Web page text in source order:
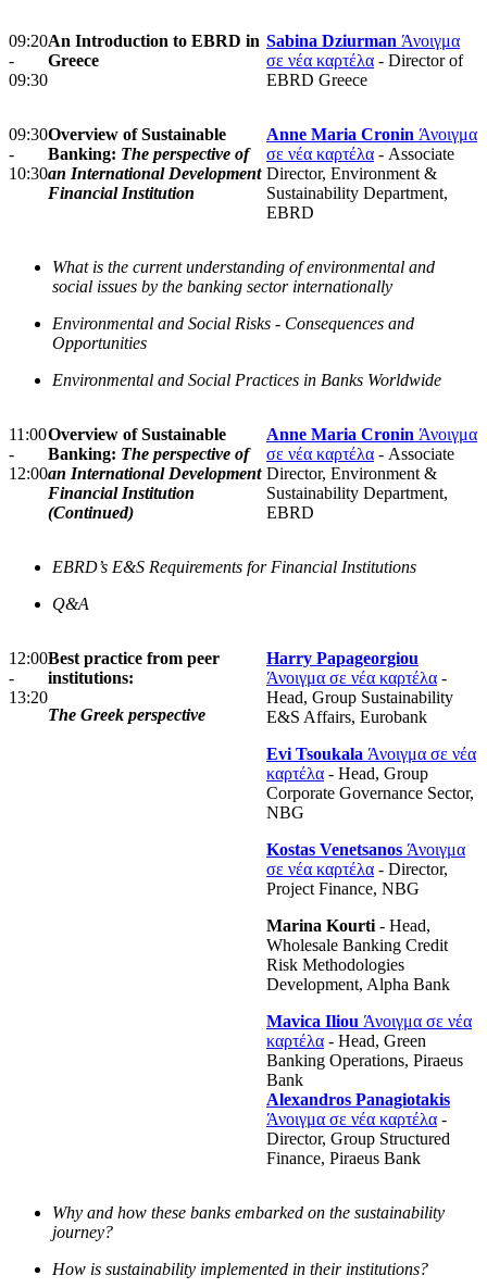
09:20
-
09:30
An Introduction to EBRD in
Greece
Sabina Dziurman Άνοιγμα
σε νέα καρτέλα - Director of
EBRD Greece
09:30
-
10:30
Overview of Sustainable
Banking: The perspective of
an International Development
Financial Institution
Anne Maria Cronin Άνοιγμα
σε νέα καρτέλα - Associate
Director, Environment &
Sustainability Department,
EBRD
What is the current understanding of environmental and
social issues by the banking sector internationally
Environmental and Social Risks - Consequences and
Opportunities
Environmental and Social Practices in Banks Worldwide
11:00
-
12:00
Overview of Sustainable
Banking: The perspective of
an International Development
Financial Institution
(Continued)
Anne Maria Cronin Άνοιγμα
σε νέα καρτέλα - Associate
Director, Environment &
Sustainability Department,
EBRD
EBRD’s E&S Requirements for Financial Institutions
Q&A
12:00
-
13:20
Best practice from peer
institutions:
The Greek perspective
Harry Papageorgiou
Άνοιγμα σε νέα καρτέλα -
Head, Group Sustainability
E&S Affairs, Eurobank
Evi Tsoukala Άνοιγμα σε νέα
καρτέλα - Head, Group
Corporate Governance Sector,
NBG
Kostas Venetsanos Άνοιγμα
σε νέα καρτέλα - Director,
Project Finance, NBG
Marina Kourti - Head,
Wholesale Banking Credit
Risk Methodologies
Development, Alpha Bank
Mavica Iliou Άνοιγμα σε νέα
καρτέλα - Head, Green
Banking Operations, Piraeus
Bank
Alexandros Panagiotakis
Άνοιγμα σε νέα καρτέλα -
Director, Group Structured
Finance, Piraeus Bank
Why and how these banks embarked on the sustainability
journey?
How is sustainability implemented in their institutions?